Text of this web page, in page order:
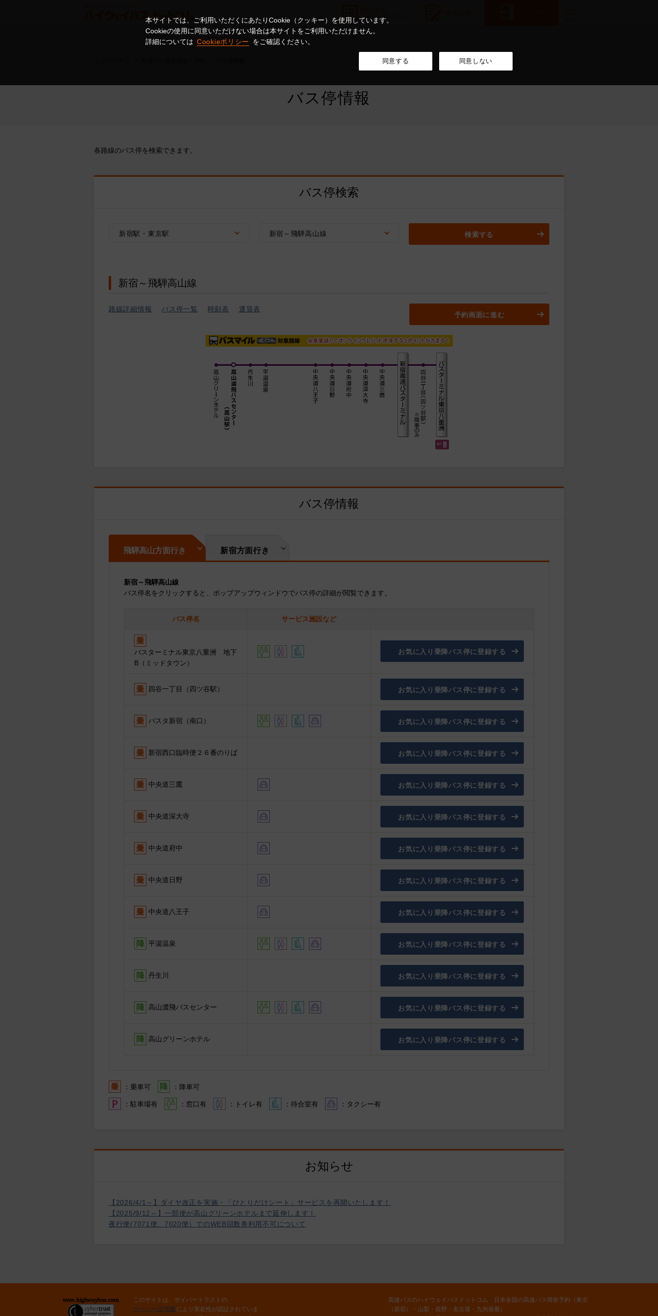
本サイトでは、ご利用いただくにあたりCookie（クッキー）を使用しています。
Cookieの使用に同意いただけない場合は本サイトをご利用いただけません。
詳細については Cookieポリシー をご確認ください。
同意する 同意しない
バス停情報
各路線のバス停を検索できます。
バス停検索
新宿駅・東京駅 新宿～飛騨高山線 検索する
新宿～飛騨高山線
路線詳細情報 バス停一覧 時刻表 運賃表
予約画面に進む
バス停情報
飛騨高山方面行き 新宿方面行き
新宿～飛騨高山線
バス停名をクリックすると、ポップアップウィンドウでバス停の詳細が閲覧できます。
バス停名 サービス施設など
バスターミナル東京八重洲 地下
B（ミッドタウン）
お気に入り乗降バス停に登録する
四谷一丁目（四ツ谷駅） お気に入り乗降バス停に登録する
バスタ新宿（南口） お気に入り乗降バス停に登録する
新宿西口臨時便２６番のりば お気に入り乗降バス停に登録する
中央道三鷹 お気に入り乗降バス停に登録する
中央道深大寺 お気に入り乗降バス停に登録する
中央道府中 お気に入り乗降バス停に登録する
中央道日野 お気に入り乗降バス停に登録する
中央道八王子 お気に入り乗降バス停に登録する
平湯温泉 お気に入り乗降バス停に登録する
丹生川 お気に入り乗降バス停に登録する
高山濃飛バスセンター お気に入り乗降バス停に登録する
高山グリーンホテル お気に入り乗降バス停に登録する
：乗車可 ：降車可
：駐車場有 ：窓口有 ：トイレ有 ：待合室有 ：タクシー有
お知らせ
【2026/4/1～】ダイヤ改正を実施・「ひとりだけシート」サービスを再開いたします！
【2025/9/12～】一部便が高山グリーンホテルまで延伸します！
夜行便(7071便、7020便）でのWEB回数券利用不可について
このサイトは、サイバートラストの
サーバー証明書 により実在性が認証されていま
高速バスのハイウェイバスドットコム 日本全国の高速バス簡単予約（東京
（新宿）・山梨・長野・名古屋・九州発着）